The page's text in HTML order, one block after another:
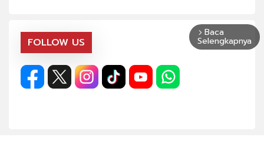
FOLLOW US
arrow_forward_ios Baca
Selengkapnya